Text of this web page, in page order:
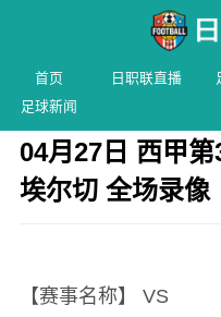
首页 日职联直播
足球新闻
04月27日 西甲
埃尔切 全场录像
【赛事名称】 VS